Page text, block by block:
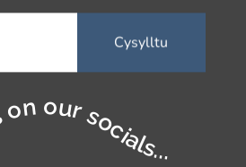
our socials...